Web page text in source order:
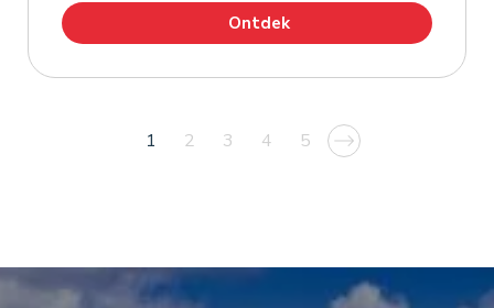
Ontdek
1
2
3
4
PAGINA
5